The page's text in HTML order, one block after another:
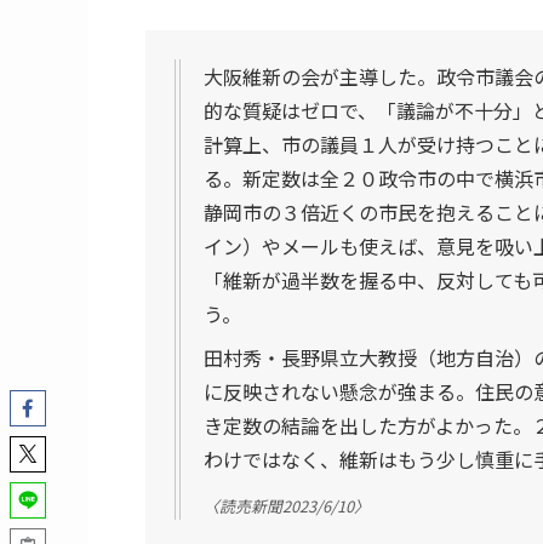
大阪維新の会が主導した。政令市議
的な質疑はゼロで、「議論が不十分
計算上、市の議員１人が受け持つこ
る。新定数は全２０政令市の中で横
静岡市の３倍近くの市民を抱えるこ
イン）やメールも使えば、意見を吸
「維新が過半数を握る中、反対して
う。
田村秀・長野県立大教授（地方自治
に反映されない懸念が強まる。住民
き定数の結論を出した方がよかった
わけではなく、維新はもう少し慎重
〈読売新聞2023/6/10〉